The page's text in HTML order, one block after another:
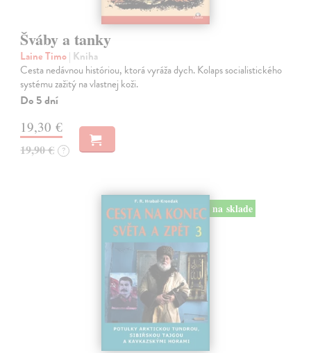
Šváby a tanky
Laine Timo| Kniha
Cesta nedávnou históriou, ktorá vyráža dych. Kolaps socialistického
systému zažitý na vlastnej koži.
Do 5 dní
19,30 €
19,90 € ?
na sklade